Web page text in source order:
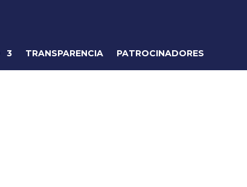
TRANSPARENCIA PATROCINADORES